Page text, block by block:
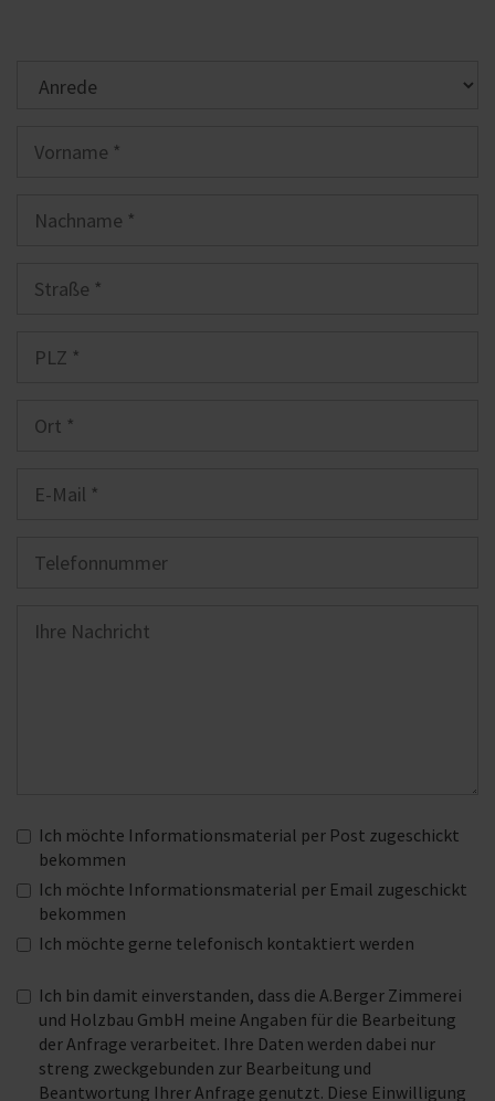
Ich möchte Informationsmaterial per Post zugeschickt
bekommen
Ich möchte Informationsmaterial per Email zugeschickt
bekommen
Ich möchte gerne telefonisch kontaktiert werden
Ich bin damit einverstanden, dass die A.Berger Zimmerei
und Holzbau GmbH meine Angaben für die Bearbeitung
der Anfrage verarbeitet. Ihre Daten werden dabei nur
streng zweckgebunden zur Bearbeitung und
Beantwortung Ihrer Anfrage genutzt. Diese Einwilligung